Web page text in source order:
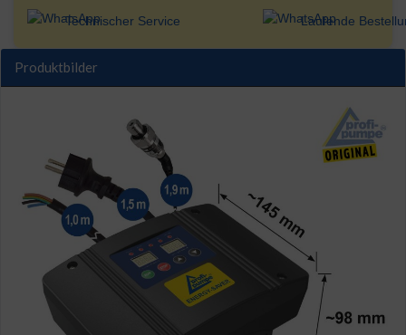
Technischer Service Laufende
Produktbilder